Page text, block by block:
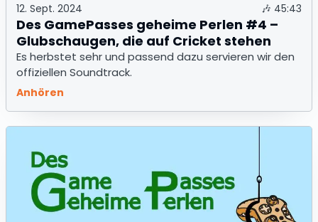
12. Sept. 2024 🎶 45:43
Des GamePasses geheime Perlen #4 –
Glubschaugen, die auf Cricket stehen
Es herbstet sehr und passend dazu servieren wir den
offiziellen Soundtrack.
Anhören